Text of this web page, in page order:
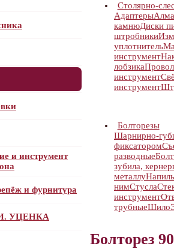
и инструмент
и фурнитура
УЦЕНКА
Столярно-
Адаптеры
камнюДиски
штробники
уплотнитель
инструмент
лобзика
инструмент
инструмент
Болторезы
Шарнирно-
фиксатором
разводные
зубила,
металлу
нимСтусла
инструмент
трубныеШило
Болторез